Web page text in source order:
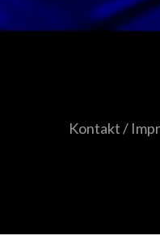
Kontakt /